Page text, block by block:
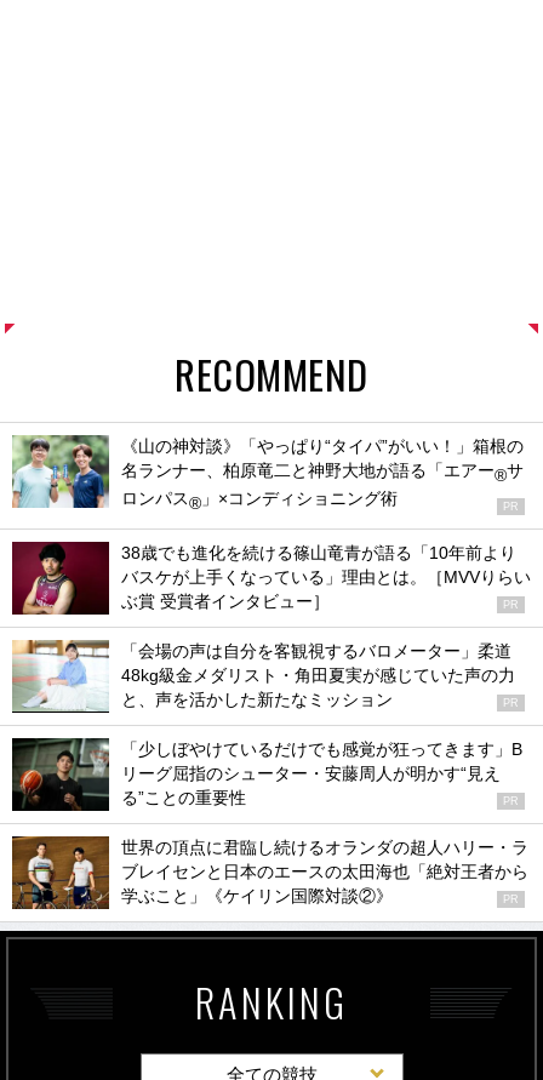
RECOMMEND
《山の神対談》「やっぱり“タイパ”がいい！」箱根の
名ランナー、柏原竜二と神野大地が語る「エアー®サ
ロンパス® 」×コンディショニング術 PR
38歳でも進化を続ける篠山竜青が語る「10年前より
バスケが上手くなっている」理由とは。［MVVりらい
ぶ賞 受賞者インタビュー］
PR
「会場の声は自分を客観視するバロメーター」柔道
48kg級金メダリスト・角田夏実が感じていた声の力
と、声を活かした新たなミッション
PR
「少しぼやけているだけでも感覚が狂ってきます」B
リーグ屈指のシューター・安藤周人が明かす“見え
る”ことの重要性
PR
世界の頂点に君臨し続けるオランダの超人ハリー・ラ
ブレイセンと日本のエースの太田海也「絶対王者から
学ぶこと」《ケイリン国際対談②》
PR
RANKING
全ての競技